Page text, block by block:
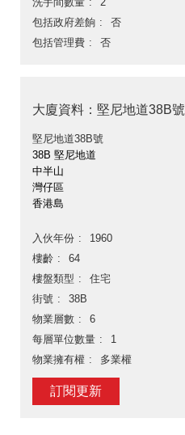
包括政府差餉
否
包括管理費
否
大廈資料：堅尼地道38B號
堅尼地道38B號
38B 堅尼地道
中半山
灣仔區
香港島
入伙年份
1960
樓齡
64
樓盤類型
住宅
街號
38B
物業層數
6
每層單位數量
1
物業擁有權
多業權
訂閱更新